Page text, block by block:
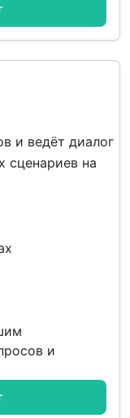
и ведёт диалог
сценариев на
и